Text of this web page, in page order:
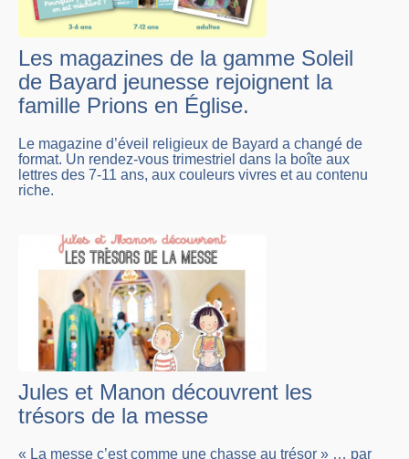
Les magazines de la gamme Soleil
de Bayard jeunesse rejoignent la
famille Prions en Église.
Le magazine d’éveil religieux de Bayard a changé de
format. Un rendez-vous trimestriel dans la boîte aux
lettres des 7-11 ans, aux couleurs vivres et au contenu
riche.
Jules et Manon découvrent les
trésors de la messe
« La messe c’est comme une chasse au trésor » … par